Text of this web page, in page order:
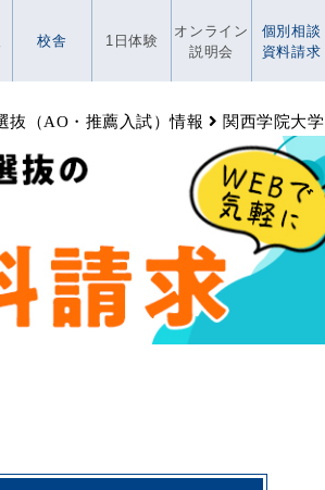
校舎 1日体験
オンライン
説明会
個別相談
資料請求
抜（AO・推薦入試）情報 関西学院大学